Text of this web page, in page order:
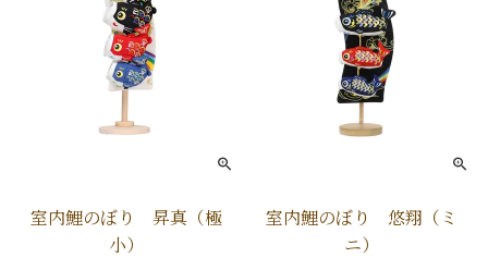
室内鯉のぼり 昇真（極
小）
室内鯉のぼり 悠翔（ミ
ニ）